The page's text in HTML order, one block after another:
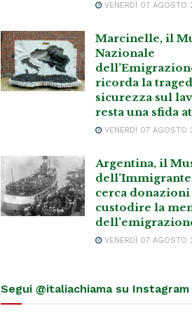
VENERDÌ 07 AGOSTO
Marcinelle, il
Nazionale
ricorda la
sicurezza sul
resta una sfida
VENERDÌ 07 AGOSTO
Argentina, il
cerca
custodire la
VENERDÌ 07 AGOSTO
Segui @italiachiama su Instagram